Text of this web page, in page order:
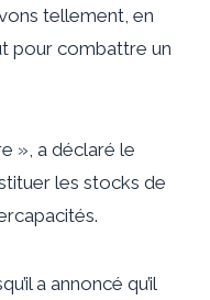
tellement, en
pour combattre un
», a déclaré le
les stocks de
a annoncé qu’il